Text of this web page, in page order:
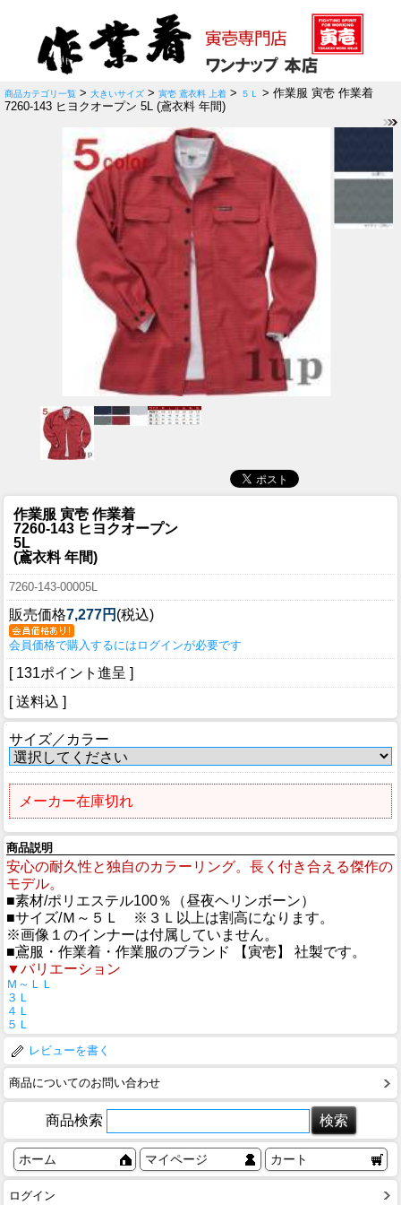
商品カテゴリ一覧 > 大きいサイズ > 寅壱 鳶衣料 上着 > ５Ｌ
> 作業服 寅壱 作業着
7260-143 ヒヨクオープン 5L (鳶衣料 年間)
作業服 寅壱 作業着
7260-143 ヒヨクオープン
5L
(鳶衣料 年間)
7260-143-00005L
販売価格7,277円 (税込)
会員価格で購入するにはログインが必要です
[ 131ポイント進呈 ]
[ 送料込 ]
サイズ／カラー
メーカー在庫切れ
商品説明
安心の耐久性と独自のカラーリング。長く付き合える傑作の
モデル。
■素材/ポリエステル100％（昼夜ヘリンボーン）
■サイズ/Ｍ～５Ｌ ※３Ｌ以上は割高になります。
※画像１のインナーは付属していません。
■鳶服・作業着・作業服のブランド 【寅壱】 社製です。
▼バリエーション
Ｍ～ＬＬ
３Ｌ
４Ｌ
５Ｌ
レビューを書く
商品についてのお問い合わせ
商品検索
ホーム マイページ カート
ログイン